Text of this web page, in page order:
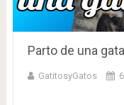
Parto de una
GatitosyGatos